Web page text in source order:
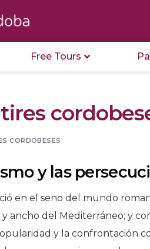
Free Tours
CORDOBESES
y las
en el seno del mundo
ancho del Mediterráneo; y
y la confrontación